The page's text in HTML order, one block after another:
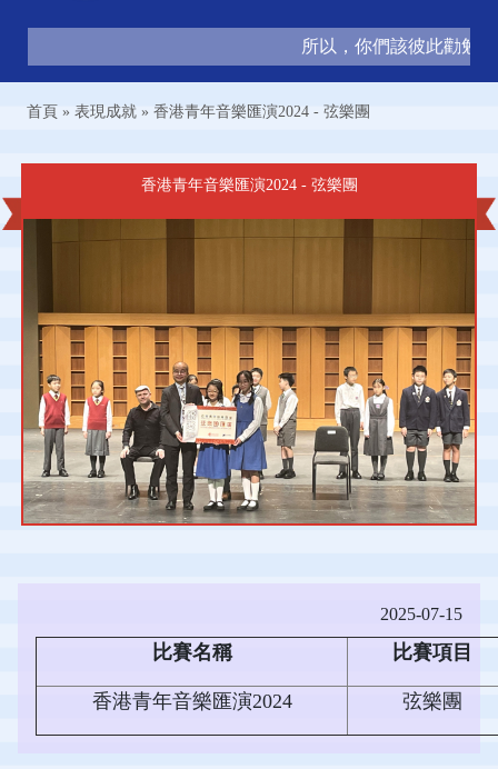
所以，你們該彼此勸勉
首頁 » 表現成就 » 香港青年音樂匯演2024 - 弦樂團
香港青年音樂匯演2024 - 弦樂團
2025-07-15
比賽名稱 比賽項目
香港青年音樂匯演2024 弦樂團